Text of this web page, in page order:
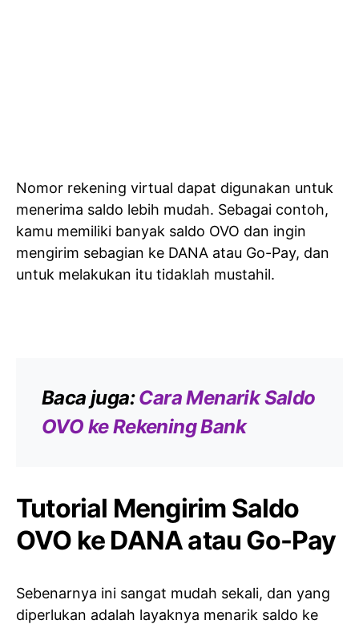
Nomor rekening virtual dapat digunakan untuk
menerima saldo lebih mudah. Sebagai contoh,
kamu memiliki banyak saldo OVO dan ingin
mengirim sebagian ke DANA atau Go-Pay, dan
untuk melakukan itu tidaklah mustahil.
Baca juga:Cara Menarik Saldo
OVO ke Rekening Bank
Tutorial Mengirim Saldo
OVO ke DANA atau Go-Pay
Sebenarnya ini sangat mudah sekali, dan yang
diperlukan adalah layaknya menarik saldo ke